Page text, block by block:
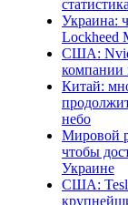
статистика
Украина:
Lockheed
США:
компании
Китай:
небо
Мировой
чтобы
Украине
США: